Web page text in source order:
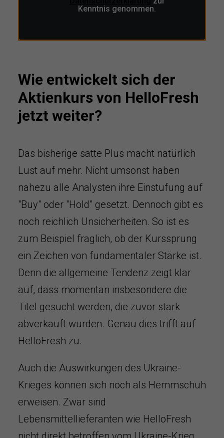
Kenntnis genommen.
Wie entwickelt sich der
Aktienkurs von HelloFresh
jetzt weiter?
Das bisherige satte Plus macht natürlich
Lust auf mehr. Nicht umsonst haben
nahezu alle Analysten ihre Einstufung auf
"Buy" oder "Hold" gesetzt. Dennoch gibt es
noch reichlich Unsicherheiten. So ist es
zum Beispiel fraglich, ob der Kurssprung
ein Zeichen von fundamentaler Stärke ist.
Denn die allgemeine Tendenz zeigt klar
auf, dass momentan insbesondere die
Titel gesucht werden, die zuvor stark
abverkauft wurden. Genau dies trifft auf
HelloFresh zu.
Auch die Auswirkungen des Ukraine-
Krieges können sich noch als Hemmschuh
erweisen. Zwar sind
Lebensmittellieferanten wie HelloFresh